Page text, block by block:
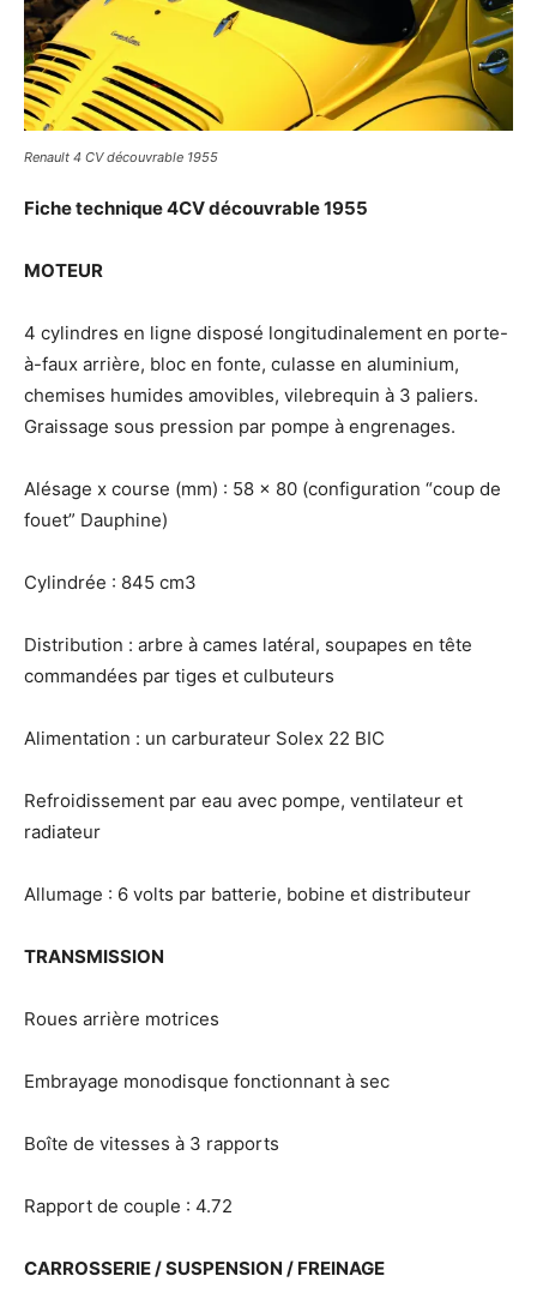
Renault 4 CV découvrable 1955
Fiche technique 4CV découvrable 1955
MOTEUR
4 cylindres en ligne disposé longitudinalement en porte-
à-faux arrière, bloc en fonte, culasse en aluminium,
chemises humides amovibles, vilebrequin à 3 paliers.
Graissage sous pression par pompe à engrenages.
Alésage x course (mm) : 58 x 80 (configuration “coup de
fouet” Dauphine)
Cylindrée : 845 cm3
Distribution : arbre à cames latéral, soupapes en tête
commandées par tiges et culbuteurs
Alimentation : un carburateur Solex 22 BIC
Refroidissement par eau avec pompe, ventilateur et
radiateur
Allumage : 6 volts par batterie, bobine et distributeur
TRANSMISSION
Roues arrière motrices
Embrayage monodisque fonctionnant à sec
Boîte de vitesses à 3 rapports
Rapport de couple : 4.72
CARROSSERIE / SUSPENSION / FREINAGE